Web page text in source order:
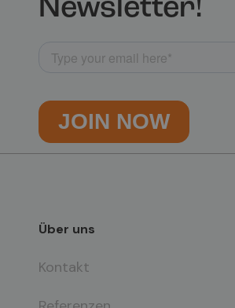
Newsletter!
Über uns
Kontakt